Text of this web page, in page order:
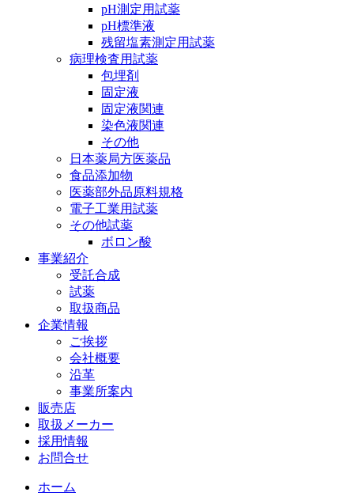
pH測定用試薬
pH標準液
残留塩素測定用試薬
病理検査用試薬
包埋剤
固定液
固定液関連
染色液関連
その他
日本薬局方医薬品
食品添加物
医薬部外品原料規格
電子工業用試薬
その他試薬
ボロン酸
事業紹介
受託合成
試薬
取扱商品
企業情報
ご挨拶
会社概要
沿革
事業所案内
販売店
取扱メーカー
採用情報
お問合せ
ホーム